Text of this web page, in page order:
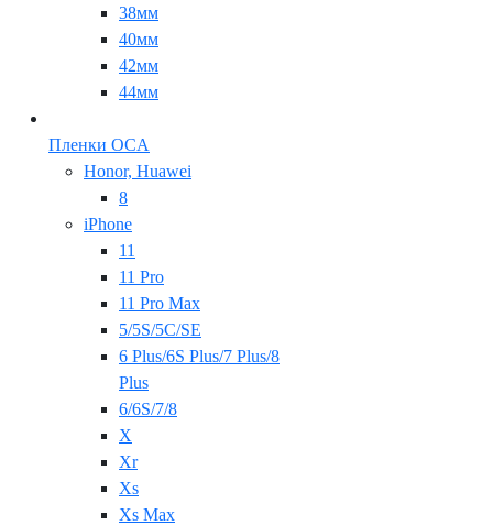
38мм
40мм
42мм
44мм
Пленки OCA
Honor, Huawei
8
iPhone
11
11 Pro
11 Pro Max
5/5S/5C/SE
6 Plus/6S Plus/7 Plus/8
Plus
6/6S/7/8
X
Xr
Xs
Xs Max